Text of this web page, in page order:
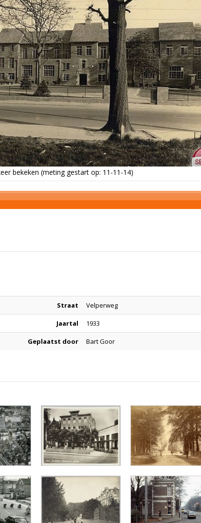
bekeken (meting gestart op: 11-11-14)
Straat Velperweg
Jaartal 1933
Geplaatst door Bart Goor